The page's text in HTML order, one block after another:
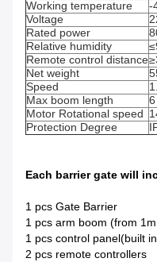
Working temperature
-
Voltage
Rated power
Relative humidity
Remote control distance
Net weight
Speed
Max boom length
Motor Rotational speed
Protection Degree
Each barrier gate will
1 pcs Gate Barrier
1 pcs arm boom (from
1 pcs control panel(built
2 pcs remote controllers